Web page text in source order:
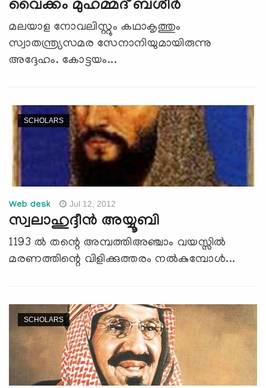
വൈക്കം മുഹമ്മദ് ബശീര്‍
മലയാള നോവലിസ്റ്റും കഥാകൃത്തും
സ്വാതന്ത്ര്യസമര സേനാനിയുമായിരുന്നു
അദ്ദേഹം. കോട്ടയം...
SCHOLARS
Web desk Jul 12, 2012
സ്വലാഹുദ്ദീന്‍ അയ്യൂബി
1193 ല്‍ തന്റെ അമ്പത്തിഅഞ്ചാം വയസ്സില്‍
മരണത്തിന്റെ വിളിക്കുത്തരം നല്‍കുമ്പോള്‍...
SCHOLARS